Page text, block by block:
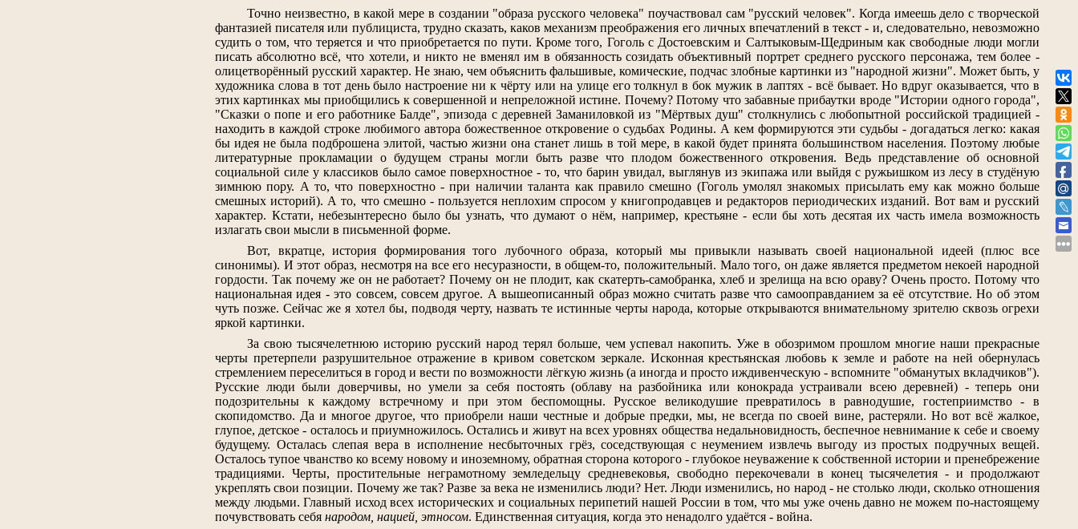
Точно неизвестно, в какой мере в создании "образа русского человека" поучаствовал сам "русский человек". Когда имеешь дело с творческой
фантазией писателя или публициста, трудно сказать, каков механизм преображения его личных впечатлений в текст - и, следовательно, невозможно
судить о том, что теряется и что приобретается по пути. Кроме того, Гоголь с Достоевским и Салтыковым-Щедриным как свободные люди могли
писать абсолютно всё, что хотели, и никто не вменял им в обязанность созидать объективный портрет среднего русского персонажа, тем более -
олицетворённый русский характер. Не знаю, чем объяснить фальшивые, комические, подчас злобные картинки из "народной жизни". Может быть, у
художника слова в тот день было настроение ни к чёрту или на улице его толкнул в бок мужик в лаптях - всё бывает. Но вдруг оказывается, что в
этих картинках мы приобщились к совершенной и непреложной истине. Почему? Потому что забавные прибаутки вроде "Истории одного города",
"Сказки о попе и его работнике Балде", эпизода с деревней Заманиловкой из "Мёртвых душ" столкнулись с любопытной российской традицией -
находить в каждой строке любимого автора божественное откровение о судьбах Родины. А кем формируются эти судьбы - догадаться легко: какая
бы идея не была подброшена элитой, частью жизни она станет лишь в той мере, в какой будет принята большинством населения. Поэтому любые
литературные прокламации о будущем страны могли быть разве что плодом божественного откровения. Ведь представление об основной
социальной силе у классиков было самое поверхностное - то, что барин увидал, выглянув из экипажа или выйдя с ружьишком из лесу в студёную
зимнюю пору. А то, что поверхностно - при наличии таланта как правило смешно (Гоголь умолял знакомых присылать ему как можно больше
смешных историй). А то, что смешно - пользуется неплохим спросом у книгопродавцев и редакторов периодических изданий. Вот вам и русский
характер. Кстати, небезынтересно было бы узнать, что думают о нём, например, крестьяне - если бы хоть десятая их часть имела возможность
излагать свои мысли в письменной форме.
Вот, вкратце, история формирования того лубочного образа, который мы привыкли называть своей национальной идеей (плюс все
синонимы). И этот образ, несмотря на все его несуразности, в общем-то, положительный. Мало того, он даже является предметом некоей народной
гордости. Так почему же он не работает? Почему он не плодит, как скатерть-самобранка, хлеб и зрелища на всю ораву? Очень просто. Потому что
национальная идея - это совсем, совсем другое. А вышеописанный образ можно считать разве что самооправданием за её отсутствие. Но об этом
чуть позже. Сейчас же я хотел бы, подводя черту, назвать те истинные черты народа, которые открываются внимательному зрителю сквозь огрехи
яркой картинки.
За свою тысячелетнюю историю русский народ терял больше, чем успевал накопить. Уже в обозримом прошлом многие наши прекрасные
черты претерпели разрушительное отражение в кривом советском зеркале. Исконная крестьянская любовь к земле и работе на ней обернулась
стремлением переселиться в город и вести по возможности лёгкую жизнь (а иногда и просто иждивенческую - вспомните "обманутых вкладчиков").
Русские люди были доверчивы, но умели за себя постоять (облаву на разбойника или конокрада устраивали всею деревней) - теперь они
подозрительны к каждому встречному и при этом беспомощны. Русское великодушие превратилось в равнодушие, гостеприимство - в
скопидомство. Да и многое другое, что приобрели наши честные и добрые предки, мы, не всегда по своей вине, растеряли. Но вот всё жалкое,
глупое, детское - осталось и приумножилось. Остались и живут на всех уровнях общества недальновидность, беспечное невнимание к себе и своему
будущему. Осталась слепая вера в исполнение несбыточных грёз, соседствующая с неумением извлечь выгоду из простых подручных вещей.
Осталось тупое чванство ко всему новому и иноземному, обратная сторона которого - глубокое неуважение к собственной истории и пренебрежение
традициями. Черты, простительные неграмотному земледельцу средневековья, свободно перекочевали в конец тысячелетия - и продолжают
укреплять свои позиции. Почему же так? Разве за века не изменились люди? Нет. Люди изменились, но народ - не столько люди, сколько отношения
между людьми. Главный исход всех исторических и социальных перипетий нашей России в том, что мы уже очень давно не можем по-настоящему
почувствовать себя народом, нацией, этносом. Единственная ситуация, когда это ненадолго удаётся - война.